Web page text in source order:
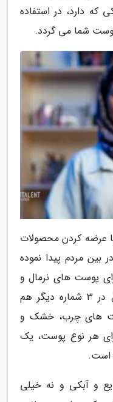
که دارد، در استفاده
شما می گردد.
با عرضه کردن محصولات
بین مردم پیدا نموده
برای پوست های نرمال و
مختلط مناسب است. این محصول در 3 شماره دیگر هم
های چرب، خشک و
هر نوع پوست، یک
است.
و آبکی و نه خیلی